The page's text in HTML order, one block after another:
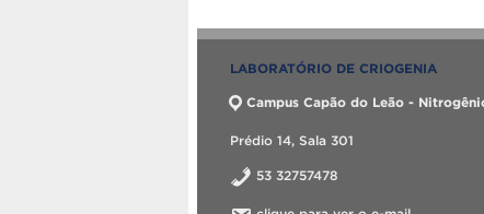
LABORATÓRIO DE CRIOGENIA
Campus Capão do Leão -
Prédio 14, Sala 301
53 32757478